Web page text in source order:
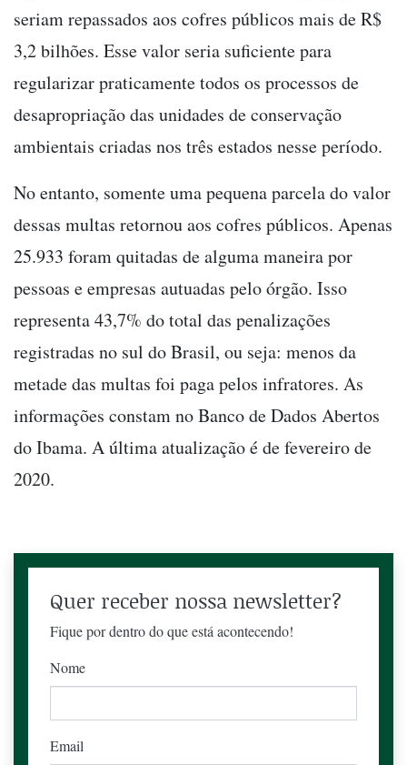
seriam repassados aos cofres públicos mais de R$
3,2 bilhões. Esse valor seria suficiente para
regularizar praticamente todos os processos de
desapropriação das unidades de conservação
ambientais criadas nos três estados nesse período.
No entanto, somente uma pequena parcela do valor
dessas multas retornou aos cofres públicos. Apenas
25.933 foram quitadas de alguma maneira por
pessoas e empresas autuadas pelo órgão. Isso
representa 43,7% do total das penalizações
registradas no sul do Brasil, ou seja: menos da
metade das multas foi paga pelos infratores. As
informações constam no Banco de Dados Abertos
do Ibama. A última atualização é de fevereiro de
2020.
Quer receber nossa newsletter?
Fique por dentro do que está acontecendo!
Nome
Email